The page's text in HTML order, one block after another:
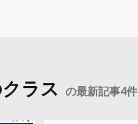
ラス の最新記事4件